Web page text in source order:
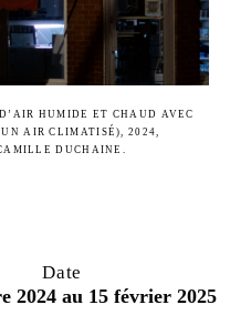
HUMIDE ET CHAUD AVEC
AIR CLIMATISÉ), 2024,
DUCHAINE.
Date
2024 au 15 février 2025